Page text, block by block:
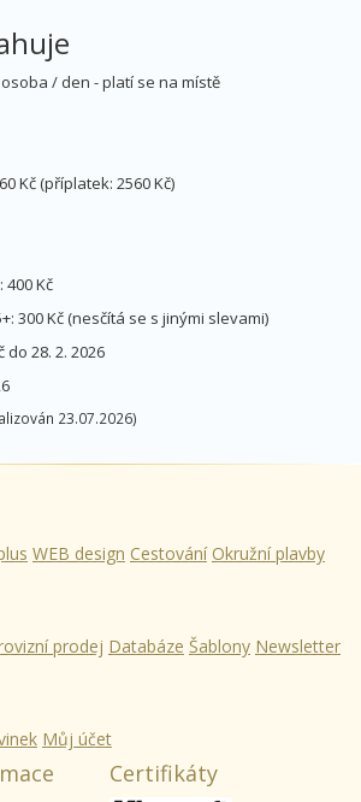
/ den - platí se na místě
Kč (příplatek: 2560 Kč)
Kč
300 Kč (nesčítá se s jinými slevami)
do 28. 2. 2026
23.07.2026)
WEB design Cestování Okružní plavby
prodej Databáze Šablony Newsletter
Můj účet
Certifikáty